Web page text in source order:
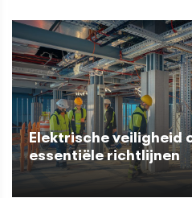
Elektrische veiligheid
essentiële richtlijnen